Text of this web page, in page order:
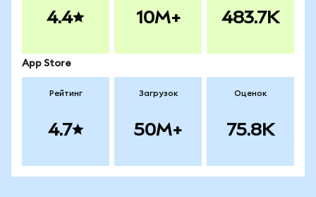
4.4 10M+ 483.7K
App Store
Рейтинг
4.7
Загрузок
50M+
Оценок
75.8K